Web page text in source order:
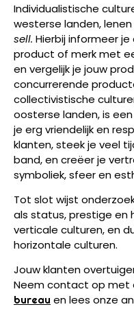
Individualistische
westerse landen,
sell. Hierbij informeer
product of merk met
en vergelijk je jouw
concurrerende
collectivistische
oosterse landen, is een
je erg vriendelijk en
klanten, steek je veel
band, en creëer je
symboliek, sfeer en
Tot slot wijst
als status, prestige en
verticale culturen, en
horizontale culturen.
Jouw klanten
Neem contact op met
bureau en lees onze